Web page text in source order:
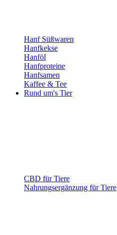
Hanf Süßwaren
Hanfkekse
Hanföl
Hanfproteine
Hanfsamen
Kaffee & Tee
Rund um's Tier
CBD für Tiere
Nahrungsergänzung für Tiere